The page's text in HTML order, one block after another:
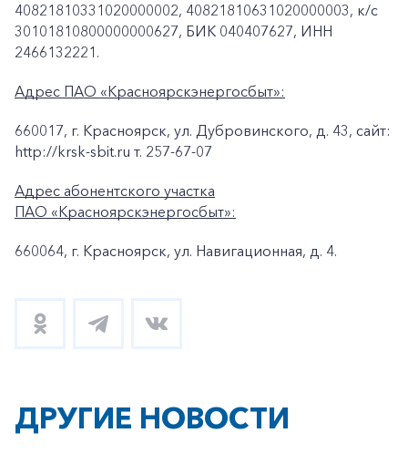
40821810331020000002, 40821810631020000003, к/c
30101810800000000627, БИК 040407627, ИНН
2466132221.
Адрес ПАО «Красноярскэнергосбыт»:
660017, г. Красноярск, ул. Дубровинского, д. 43, сайт:
http://krsk-sbit.ru т. 257-67-07
Адрес абонентского участка
ПАО «Красноярскэнергосбыт»:
660064, г. Красноярск, ул. Навигационная, д. 4.
ДРУГИЕ НОВОСТИ